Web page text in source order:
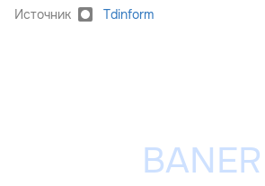
Источник Tdinform